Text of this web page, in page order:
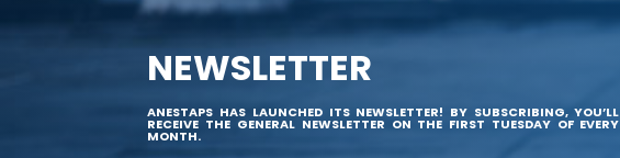
NEWSLETTER
ANESTAPS HAS LAUNCHED ITS NEWSLETTER! BY SUBSCRIBING, YOU’LL
RECEIVE THE GENERAL NEWSLETTER ON THE FIRST TUESDAY OF EVERY
MONTH.